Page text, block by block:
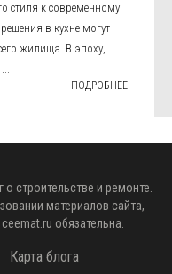
стиля к современному
в кухне могут
жилища. В эпоху,
ПОДРОБНЕЕ
о строительстве и ремонте.
материалов сайта,
ceemat.ru обязательна.
Карта блога